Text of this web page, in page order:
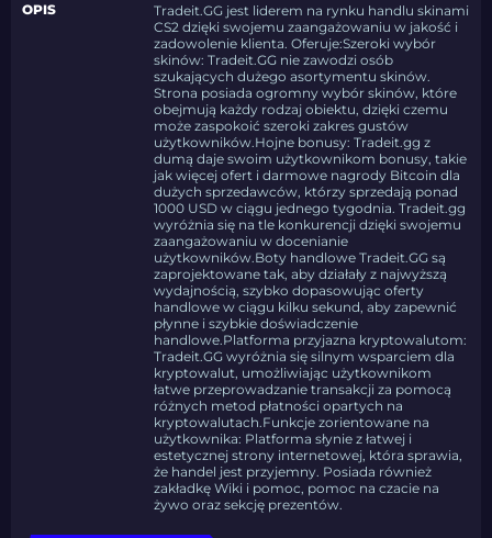
OPIS
Tradeit.GG jest liderem na rynku handlu skinami
CS2 dzięki swojemu zaangażowaniu w jakość i
zadowolenie klienta. Oferuje:Szeroki wybór
skinów: Tradeit.GG nie zawodzi osób
szukających dużego asortymentu skinów.
Strona posiada ogromny wybór skinów, które
obejmują każdy rodzaj obiektu, dzięki czemu
może zaspokoić szeroki zakres gustów
użytkowników.Hojne bonusy: Tradeit.gg z
dumą daje swoim użytkownikom bonusy, takie
jak więcej ofert i darmowe nagrody Bitcoin dla
dużych sprzedawców, którzy sprzedają ponad
1000 USD w ciągu jednego tygodnia. Tradeit.gg
wyróżnia się na tle konkurencji dzięki swojemu
zaangażowaniu w docenianie
użytkowników.Boty handlowe Tradeit.GG są
zaprojektowane tak, aby działały z najwyższą
wydajnością, szybko dopasowując oferty
handlowe w ciągu kilku sekund, aby zapewnić
płynne i szybkie doświadczenie
handlowe.Platforma przyjazna kryptowalutom:
Tradeit.GG wyróżnia się silnym wsparciem dla
kryptowalut, umożliwiając użytkownikom
łatwe przeprowadzanie transakcji za pomocą
różnych metod płatności opartych na
kryptowalutach.Funkcje zorientowane na
użytkownika: Platforma słynie z łatwej i
estetycznej strony internetowej, która sprawia,
że handel jest przyjemny. Posiada również
zakładkę Wiki i pomoc, pomoc na czacie na
żywo oraz sekcję prezentów.